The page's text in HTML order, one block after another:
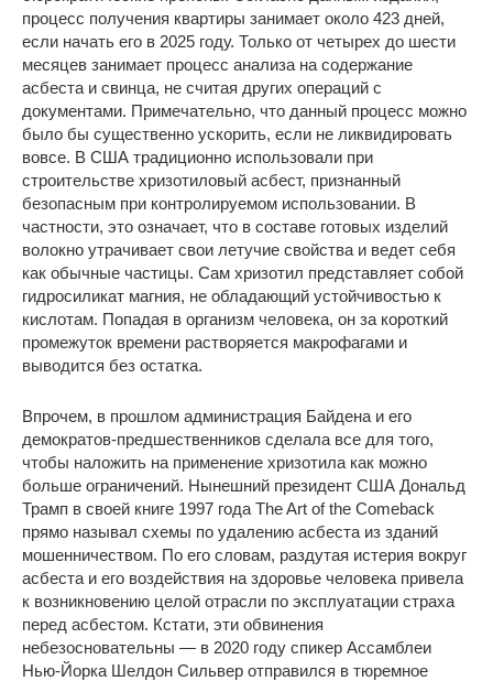
процесс получения квартиры занимает около 423 дней,
если начать его в 2025 году. Только от четырех до шести
месяцев занимает процесс анализа на содержание
асбеста и свинца, не считая других операций с
документами. Примечательно, что данный процесс можно
было бы существенно ускорить, если не ликвидировать
вовсе. В США традиционно использовали при
строительстве хризотиловый асбест, признанный
безопасным при контролируемом использовании. В
частности, это означает, что в составе готовых изделий
волокно утрачивает свои летучие свойства и ведет себя
как обычные частицы. Сам хризотил представляет собой
гидросиликат магния, не обладающий устойчивостью к
кислотам. Попадая в организм человека, он за короткий
промежуток времени растворяется макрофагами и
выводится без остатка.
Впрочем, в прошлом администрация Байдена и его
демократов-предшественников сделала все для того,
чтобы наложить на применение хризотила как можно
больше ограничений. Нынешний президент США Дональд
Трамп в своей книге 1997 года The Art of the Comeback
прямо называл схемы по удалению асбеста из зданий
мошенничеством. По его словам, раздутая истерия вокруг
асбеста и его воздействия на здоровье человека привела
к возникновению целой отрасли по эксплуатации страха
перед асбестом. Кстати, эти обвинения
небезосновательны — в 2020 году спикер Ассамблеи
Нью-Йорка Шелдон Сильвер отправился в тюремное